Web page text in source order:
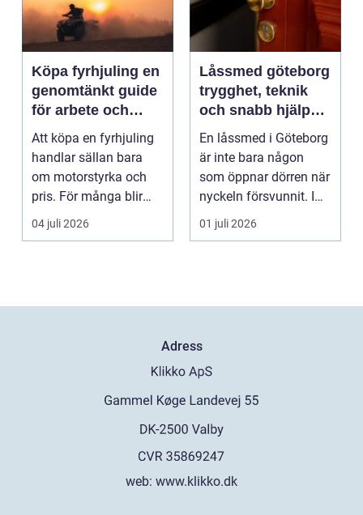
Köpa fyrhjuling en
genomtänkt guide
för arbete och
fritid
Att köpa en fyrhjuling
handlar sällan bara
om motorstyrka och
pris. För många blir
maskinen ett vikt...
04 juli 2026
Låssmed göteborg
trygghet, teknik
och snabb hjälp
när du behöver det
En låssmed i Göteborg
är inte bara någon
som öppnar dörren när
nyckeln försvunnit. I
dag handlar yrk...
01 juli 2026
Adress
web: www.klikko.dk